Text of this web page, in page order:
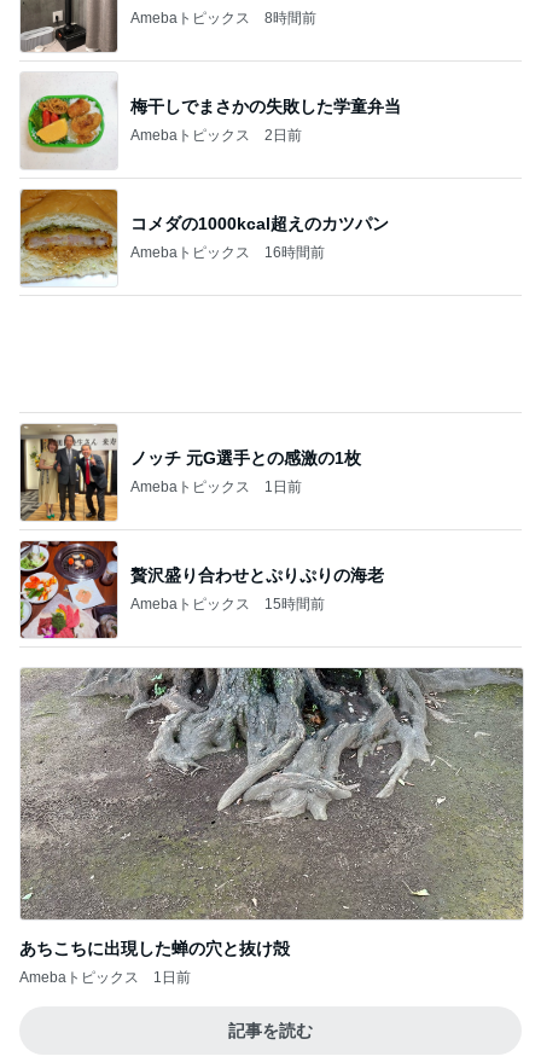
Amebaトピックス 8時間前
梅干しでまさかの失敗した学童弁当
Amebaトピックス 2日前
コメダの1000kcal超えのカツパン
Amebaトピックス 16時間前
贅沢盛り合わせとぷりぷりの海老
Amebaトピックス 15時間前
あちこちに出現した蝉の穴と抜け殻
Amebaトピックス 1日前
記事を読む
Amebaトピックス 23時間前